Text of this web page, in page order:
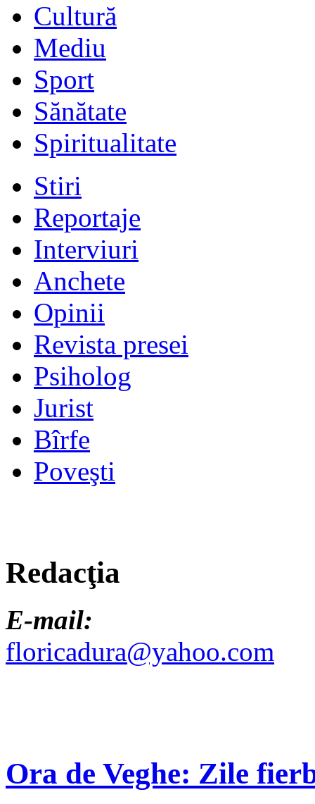
Cultură
Mediu
Sport
Sănătate
Spiritualitate
Stiri
Reportaje
Interviuri
Anchete
Opinii
Revista presei
Psiholog
Jurist
Bîrfe
Poveşti
Redacţia
E-mail:
floricadura@yahoo.com
Ora de Veghe: Zile